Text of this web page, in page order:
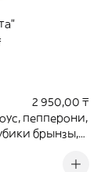
2 950,00 ₸
пепперони,
брынзы,